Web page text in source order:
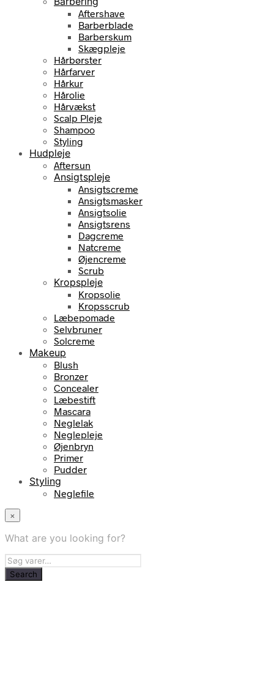
Aftershave
Barberblade
Barberskum
Skægpleje
Hårbørster
Hårfarver
Hårkur
Hårolie
Hårvækst
Scalp Pleje
Shampoo
Styling
Hudpleje
Aftersun
Ansigtspleje
Ansigtscreme
Ansigtsmasker
Ansigtsolie
Ansigtsrens
Dagcreme
Natcreme
Øjencreme
Scrub
Kropspleje
Kropsolie
Kropsscrub
Læbepomade
Selvbruner
Solcreme
Makeup
Blush
Bronzer
Concealer
Læbestift
Mascara
Neglelak
Neglepleje
Øjenbryn
Primer
Pudder
Styling
Neglefile
×
What are you looking for?